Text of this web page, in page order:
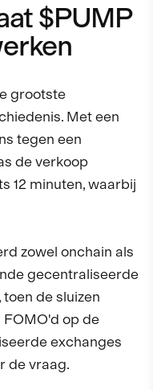
$PUMP
grootste
Met een
tegen een
de verkoop
12 minuten, waarbij
zowel onchain als
gecentraliseerde
de sluizen
op de
exchanges
de vraag.